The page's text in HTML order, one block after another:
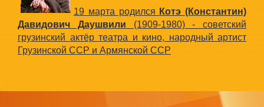
19 марта родился Котэ (Константин)
Давидович Даушвили (1909-1980) - советский
грузинский актёр театра и кино, народный артист
Грузинской ССР и Армянской ССР